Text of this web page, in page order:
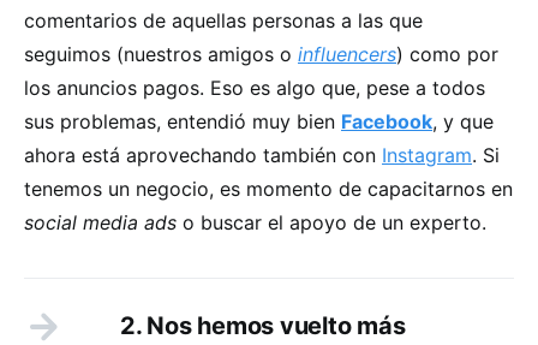
comentarios de aquellas personas a las que
seguimos (nuestros amigos o influencers) como por
los anuncios pagos. Eso es algo que, pese a todos
sus problemas, entendió muy bien Facebook, y que
ahora está aprovechando también con Instagram. Si
tenemos un negocio, es momento de capacitarnos en
social media ads o buscar el apoyo de un experto.
2. Nos hemos vuelto más